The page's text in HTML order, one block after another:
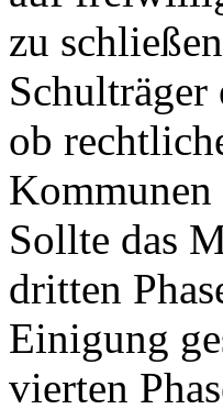
zu
ob
Sollte das
dritten
Einigung
vierten